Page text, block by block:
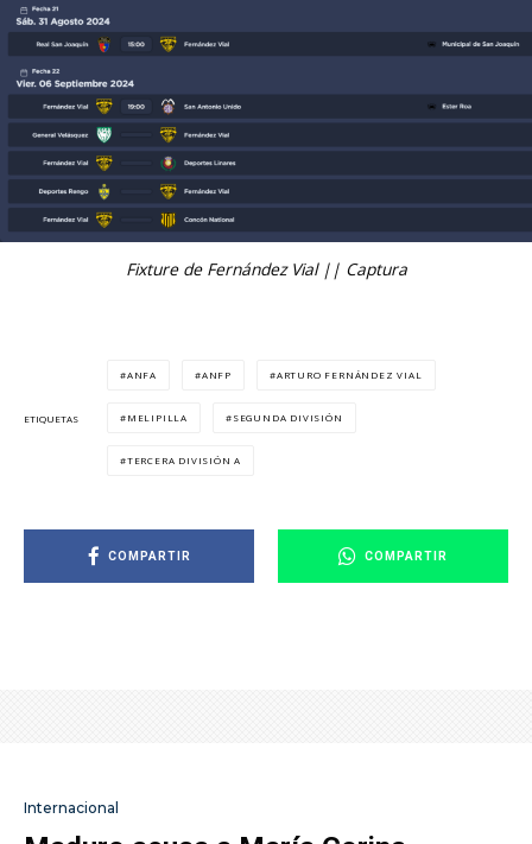
Fixture de Fernández Vial || Captura
ETIQUETAS
ANFA ANFP ARTURO FERNÁNDEZ VIAL
MELIPILLA SEGUNDA DIVISIÓN
TERCERA DIVISIÓN A
COMPARTIR COMPARTIR
Internacional